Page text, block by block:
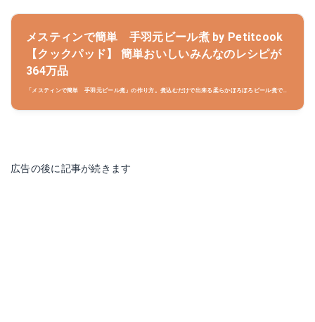
メスティンで簡単 手羽元ビール煮 by Petitcook
【クックパッド】 簡単おいしいみんなのレシピが
364万品
「メスティンで簡単 手羽元ビール煮」の作り方。煮込むだけで出来る柔らかほろほろビール煮で
広告の後に記事が続きます